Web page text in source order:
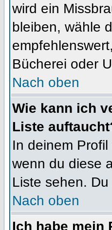
wird ein
bleiben, wähle
Bücherei oder
Nach oben
Wie kann ich
Liste
In deinem
wenn du diese
Liste sehen.
Nach oben
Ich habe mein